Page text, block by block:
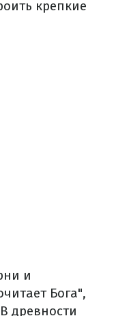
крепкие
и
Бога",
древности